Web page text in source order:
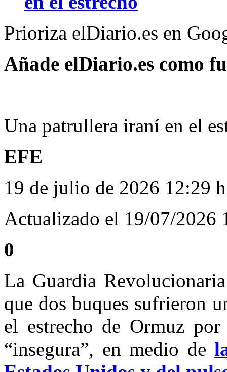
Prioriza elDiario.es en
Añade elDiario.es como
Una patrullera iraní en el
EFE
19 de julio de 2026 12:29
Actualizado el 19/07/2026
0
La Guardia
que dos buques sufrieron
el estrecho de Ormuz
“insegura”, en medio de